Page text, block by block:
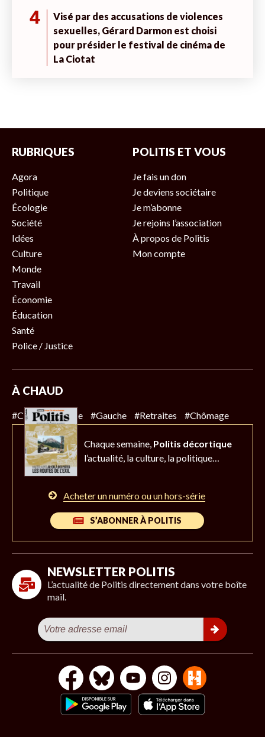
4
Visé par des accusations de violences
sexuelles, Gérard Darmon est choisi
pour présider le festival de cinéma de
La Ciotat
RUBRIQUES
Agora
Politique
Écologie
Société
Idées
Culture
Monde
Travail
Économie
Éducation
Santé
Police / Justice
POLITIS ET VOUS
Je fais un don
Je deviens sociétaire
Je m’abonne
Je rejoins l’association
À propos de Politis
Mon compte
À CHAUD
#Climat #Police #Gauche #Retraites #Chômage
Chaque semaine, Politis décortique
l’actualité, la culture, la politique…
Acheter un numéro ou un hors-série
S’ABONNER À POLITIS
NEWSLETTER POLITIS
L’actualité de Politis directement dans votre boîte
mail.